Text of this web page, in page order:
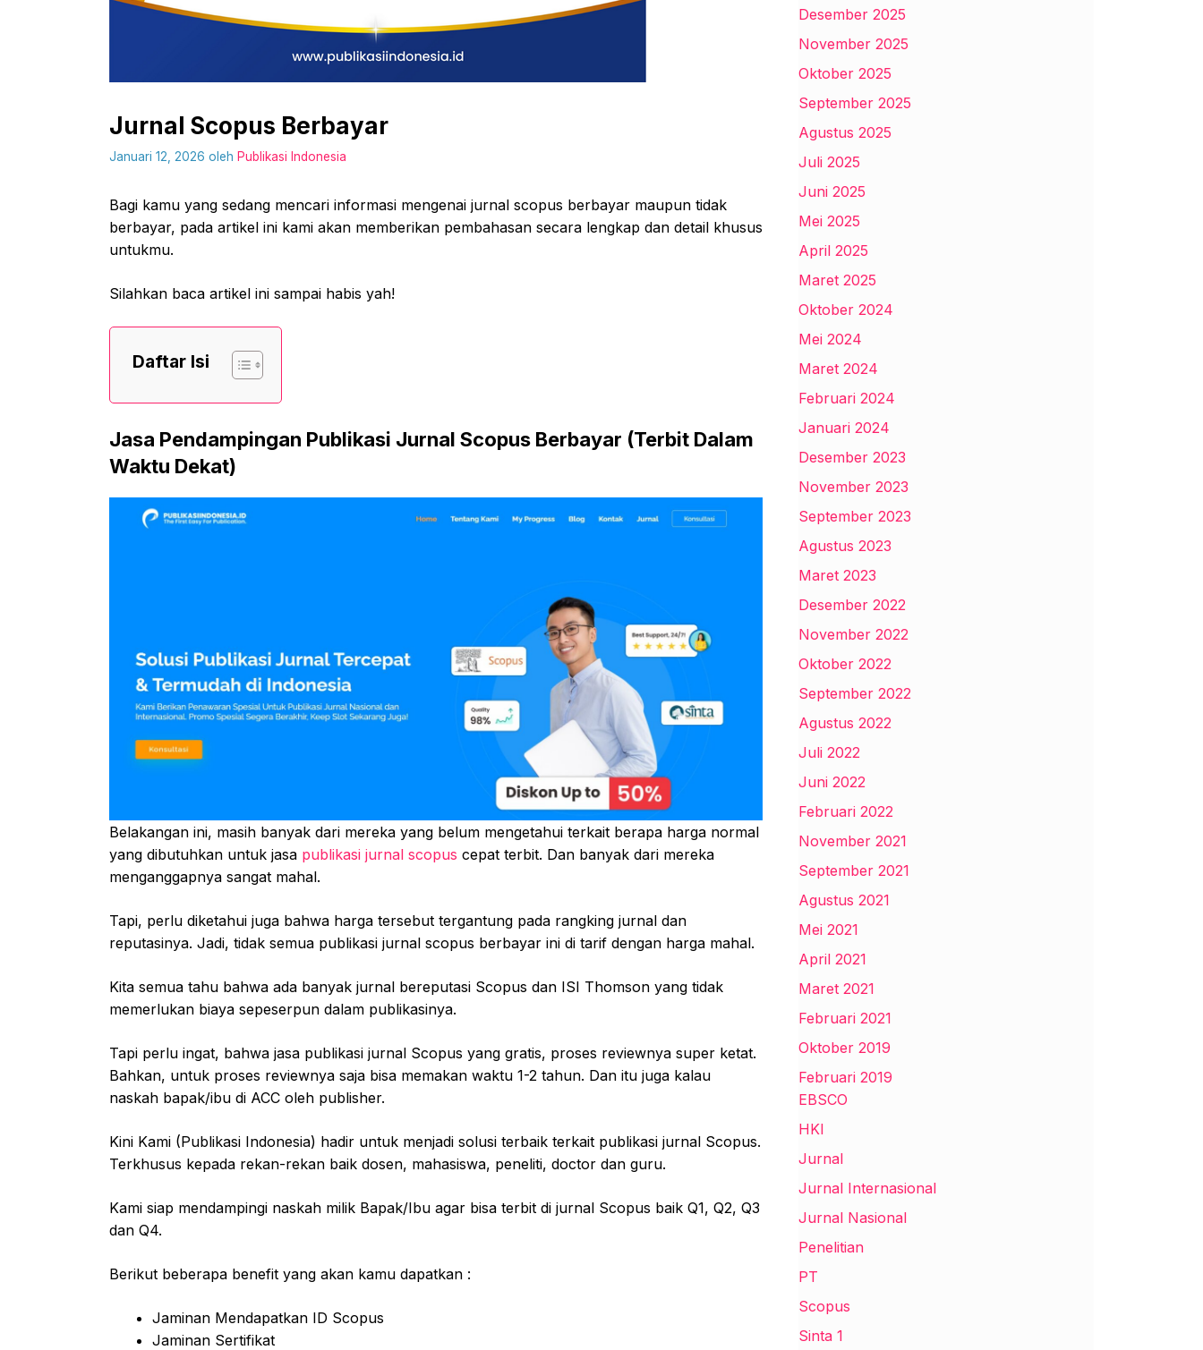
Jurnal Scopus Berbayar
Januari 12, 2026 oleh Publikasi Indonesia
Bagi kamu yang sedang mencari informasi mengenai jurnal scopus berbayar maupun tidak
berbayar, pada artikel ini kami akan memberikan pembahasan secara lengkap dan detail khusus
untukmu.
Silahkan baca artikel ini sampai habis yah!
Daftar Isi
Jasa Pendampingan Publikasi Jurnal Scopus Berbayar (Terbit Dalam
Waktu Dekat)
Belakangan ini, masih banyak dari mereka yang belum mengetahui terkait berapa harga normal
yang dibutuhkan untuk jasa publikasi jurnal scopus cepat terbit. Dan banyak dari mereka
menganggapnya sangat mahal.
Tapi, perlu diketahui juga bahwa harga tersebut tergantung pada rangking jurnal dan
reputasinya. Jadi, tidak semua publikasi jurnal scopus berbayar ini di tarif dengan harga mahal.
Kita semua tahu bahwa ada banyak jurnal bereputasi Scopus dan ISI Thomson yang tidak
memerlukan biaya sepeserpun dalam publikasinya.
Tapi perlu ingat, bahwa jasa publikasi jurnal Scopus yang gratis, proses reviewnya super ketat.
Bahkan, untuk proses reviewnya saja bisa memakan waktu 1-2 tahun. Dan itu juga kalau
naskah bapak/ibu di ACC oleh publisher.
Kini Kami (Publikasi Indonesia) hadir untuk menjadi solusi terbaik terkait publikasi jurnal Scopus.
Terkhusus kepada rekan-rekan baik dosen, mahasiswa, peneliti, doctor dan guru.
Kami siap mendampingi naskah milik Bapak/Ibu agar bisa terbit di jurnal Scopus baik Q1, Q2, Q3
dan Q4.
Berikut beberapa benefit yang akan kamu dapatkan :
Jaminan Mendapatkan ID Scopus
Jaminan Sertifikat
Desember 2025
November 2025
Oktober 2025
September 2025
Agustus 2025
Juli 2025
Juni 2025
Mei 2025
April 2025
Maret 2025
Oktober 2024
Mei 2024
Maret 2024
Februari 2024
Januari 2024
Desember 2023
November 2023
September 2023
Agustus 2023
Maret 2023
Desember 2022
November 2022
Oktober 2022
September 2022
Agustus 2022
Juli 2022
Juni 2022
Februari 2022
November 2021
September 2021
Agustus 2021
Mei 2021
April 2021
Maret 2021
Februari 2021
Oktober 2019
Februari 2019
EBSCO
HKI
Jurnal
Jurnal Internasional
Jurnal Nasional
Penelitian
PT
Scopus
Sinta 1